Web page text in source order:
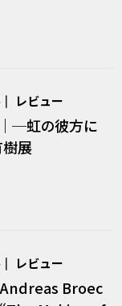
レビュー
─虹の彼方に
展
レビュー
Broec